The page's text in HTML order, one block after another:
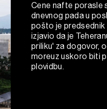
Cene nafte porasle
dnevnog pada u
pošto je predsednik
izjavio da je
priliku' za dogovor,
moreuz uskoro biti
plovidbu.